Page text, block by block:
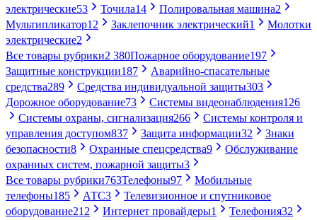
электрические53 Точила14 Полировальная машина2
Мультипликатор12 Заклепочник электрический1
Молотки
электрические2
Все товары рубрики2 380Пожарное оборудование197
Защитные конструкции187
Аварийно-спасательные
средства289 Средства индивидуальной защиты303
Дорожное оборудование73 Системы видеонаблюдения126
Системы охраны, сигнализация266
Системы контроля и
управления доступом837 Защита информации32
Знаки
безопасности8 Охранные спецсредства9
Обслуживание
охранных систем, пожарной защиты3
Все товары рубрики763Телефоны97
Мобильные
телефоны185 АТС3
Телевизионное и спутниковое
оборудование212 Интернет провайдеры1 Телефония32